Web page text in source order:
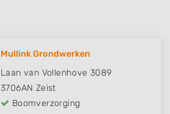
Mullink Grondwerken
Laan van Vollenhove 3089
3706AN Zeist
Boomverzorging